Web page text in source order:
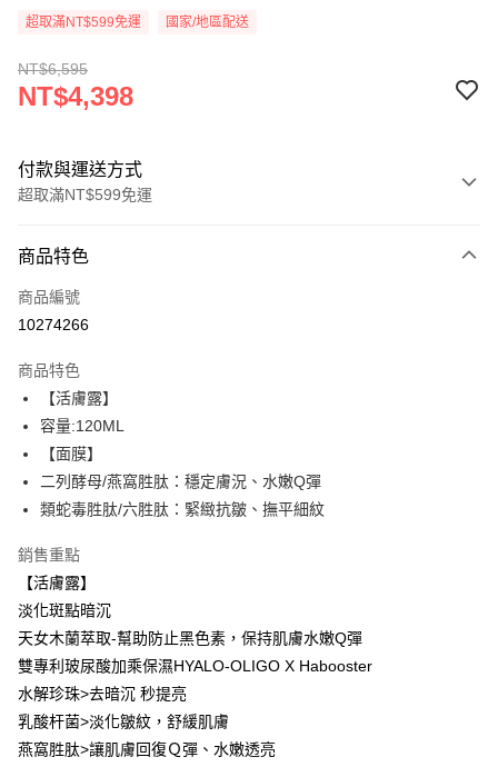
超取滿NT$599免運 國家/地區配送
NT$6,595
NT$4,398
付款與運送方式
超取滿NT$599免運
信用卡一次付款
超商取貨付款
Apple Pay
街口支付
悠遊付
ATM付款
全家取貨付款
每筆NT$85，滿NT$599(含以上)免運費
付款後全家取貨
7-11取貨付款
商品特色
商品編號
10274266
商品特色
【活膚露】
容量:120ML
【面膜】
二列酵母/燕窩胜肽：穩定膚況、水嫩Q彈
類蛇毒胜肽/六胜肽：緊緻抗皺、撫平細紋
銷售重點
【活膚露】
淡化斑點暗沉
天女木蘭萃取-幫助防止黑色素，保持肌膚水嫩Q彈
雙專利玻尿酸加乘保濕HYALO-OLIGO X Habooster
水解珍珠>去暗沉 秒提亮
乳酸杆菌>淡化皺紋，舒緩肌膚
燕窩胜肽>讓肌膚回復Ｑ彈、水嫩透亮